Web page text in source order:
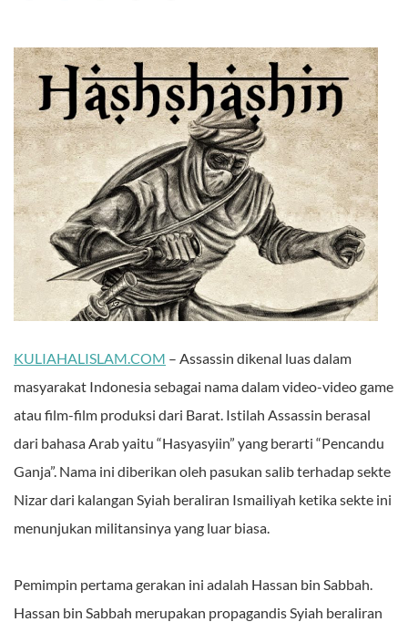
KULIAHALISLAM.COM – Assassin dikenal luas dalam
masyarakat Indonesia sebagai nama dalam video-video game
atau film-film produksi dari Barat. Istilah Assassin berasal
dari bahasa Arab yaitu “Hasyasyiin” yang berarti “Pencandu
Ganja”. Nama ini diberikan oleh pasukan salib terhadap sekte
Nizar dari kalangan Syiah beraliran Ismailiyah ketika sekte ini
menunjukan militansinya yang luar biasa.
Pemimpin pertama gerakan ini adalah Hassan bin Sabbah.
Hassan bin Sabbah merupakan propagandis Syiah beraliran